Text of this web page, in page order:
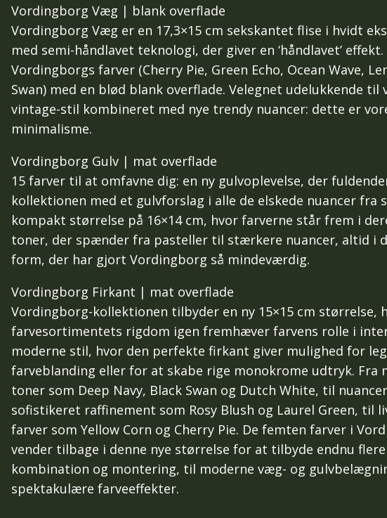
Vordingborg Væg | blank overflade
Vordingborg Væg er en 17,3×15 cm sekskantet flise i hvidt
med semi-håndlavet teknologi, der giver en ‘håndlavet’ effekt.
Vordingborgs farver (Cherry Pie, Green Echo, Ocean Wave,
Swan) med en blød blank overflade. Velegnet udelukkende
vintage-stil kombineret med nye trendy nuancer: dette er
minimalisme.
Vordingborg Gulv | mat overflade
15 farver til at omfavne dig: en ny gulvoplevelse, der
kollektionen med et gulvforslag i alle de elskede nuancer fra
kompakt størrelse på 16×14 cm, hvor farverne står frem i
toner, der spænder fra pasteller til stærkere nuancer, altid i
form, der har gjort Vordingborg så mindeværdig.
Vordingborg Firkant | mat overflade
Vordingborg-kollektionen tilbyder en ny 15×15 cm størrelse,
farvesortimentets rigdom igen fremhæver farvens rolle i
moderne stil, hvor den perfekte firkant giver mulighed for
farveblanding eller for at skabe rige monokrome udtryk. Fra
toner som Deep Navy, Black Swan og Dutch White, til
sofistikeret raffinement som Rosy Blush og Laurel Green, til
farver som Yellow Corn og Cherry Pie. De femten farver i
vender tilbage i denne nye størrelse for at tilbyde endnu
kombination og montering, til moderne væg- og
spektakulære farveeffekter.